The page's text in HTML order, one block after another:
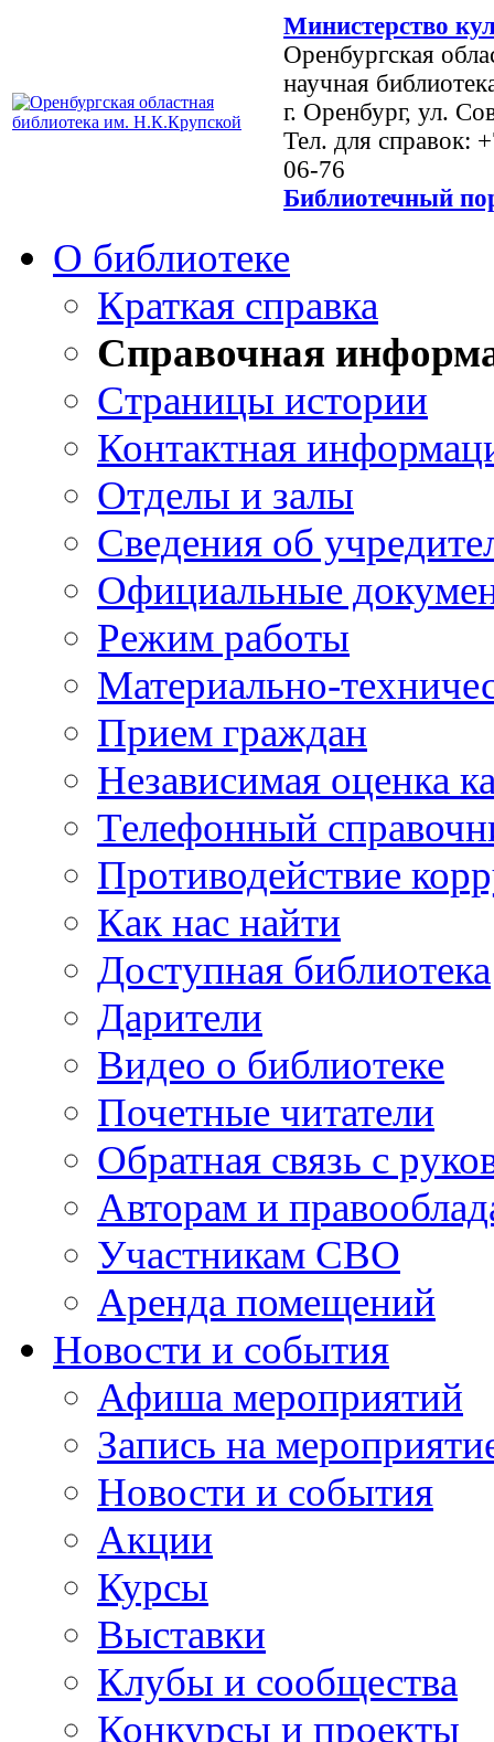
Министерство
Оренбургская
научная
г. Оренбург, ул.
Тел. для справок:
06-76
Библиотечный
О библиотеке
Краткая справка
Справочная
Страницы истории
Контактная
Отделы и залы
Сведения об
Официальные
Режим работы
Материально-
Прием граждан
Независимая оценка
Телефонный
Противодействие
Как нас найти
Доступная библиотека
Дарители
Видео о библиотеке
Почетные читатели
Обратная связь с
Авторам и
Участникам СВО
Аренда помещений
Новости и события
Афиша мероприятий
Запись на
Новости и события
Акции
Курсы
Выставки
Клубы и сообщества
Конкурсы и проекты